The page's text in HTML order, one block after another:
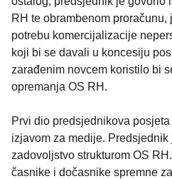
RH te obrambenom
potrebu komercijalizacije
koji bi se davali u koncesiju
zarađenim novcem koristilo bi
opremanja OS RH.
Prvi dio predsjednikova
izjavom za medije.
zadovoljstvo strukturom OS
časnike i dočasnike spremne